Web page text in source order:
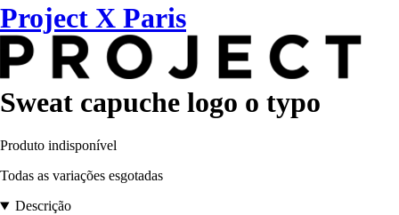
Project X Paris
Sweat capuche logo o typo
Produto indisponível
Todas as variações esgotadas
Descrição